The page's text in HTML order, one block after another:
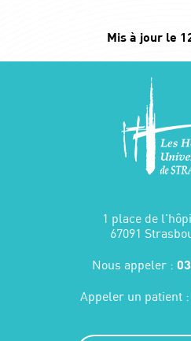
Mis à jour le
1 place de
67091
Nous appeler :
Appeler un patient :